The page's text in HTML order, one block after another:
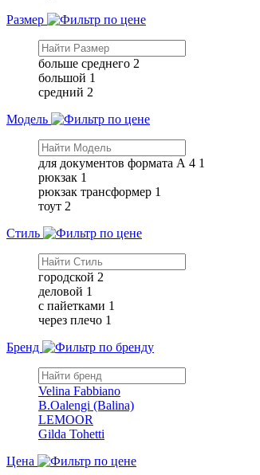
Размер
больше среднего 2
большой 1
средний 2
Модель
для документов формата А 4 1
рюкзак 1
рюкзак трансформер 1
тоут 2
Стиль
городской 2
деловой 1
с пайетками 1
через плечо 1
Бренд
Velina Fabbiano
B.Oalengi (Balina)
LEMOOR
Gilda Tohetti
Цена